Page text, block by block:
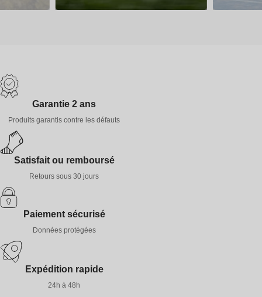
Garantie 2 ans
Produits garantis contre les défauts
Satisfait ou remboursé
Retours sous 30 jours
Paiement sécurisé
Données protégées
Expédition rapide
24h à 48h